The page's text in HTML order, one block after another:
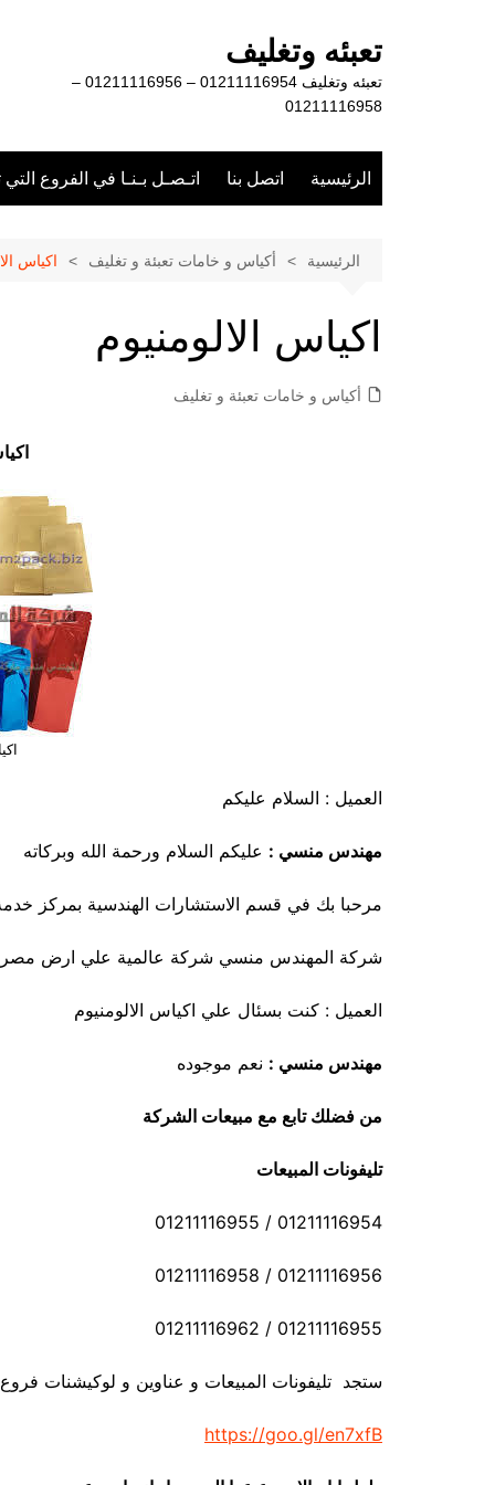
تعبئه وتغليف
تعبئه وتغليف 01211116954 – 01211116956 –
01211116958
الرئيسية اتصل بنا اتـصـل بـنـا في الفروع
الرئيسية أكياس و خامات تعبئة و تغليف اكياس
اكياس الالومنيوم
أكياس و خامات تعبئة و تغليف
العميل : السلام عليكم
مهندس منسي : عليكم السلام ورحمة الله وبركاته
مرحبا بك في قسم الاستشارات الهندسية بمركز
شركة المهندس منسي شركة عالمية علي ارض
العميل : كنت بسئال علي اكياس الالومنيوم
مهندس منسي : نعم موجوده
من فضلك تابع مع مبيعات الشركة
تليفونات المبيعات
01211116954 / 01211116955
01211116956 / 01211116958
01211116955 / 01211116962
ستجد تليفونات المبيعات و عناوين و لوكيشنات
https://goo.gl/en7xfB